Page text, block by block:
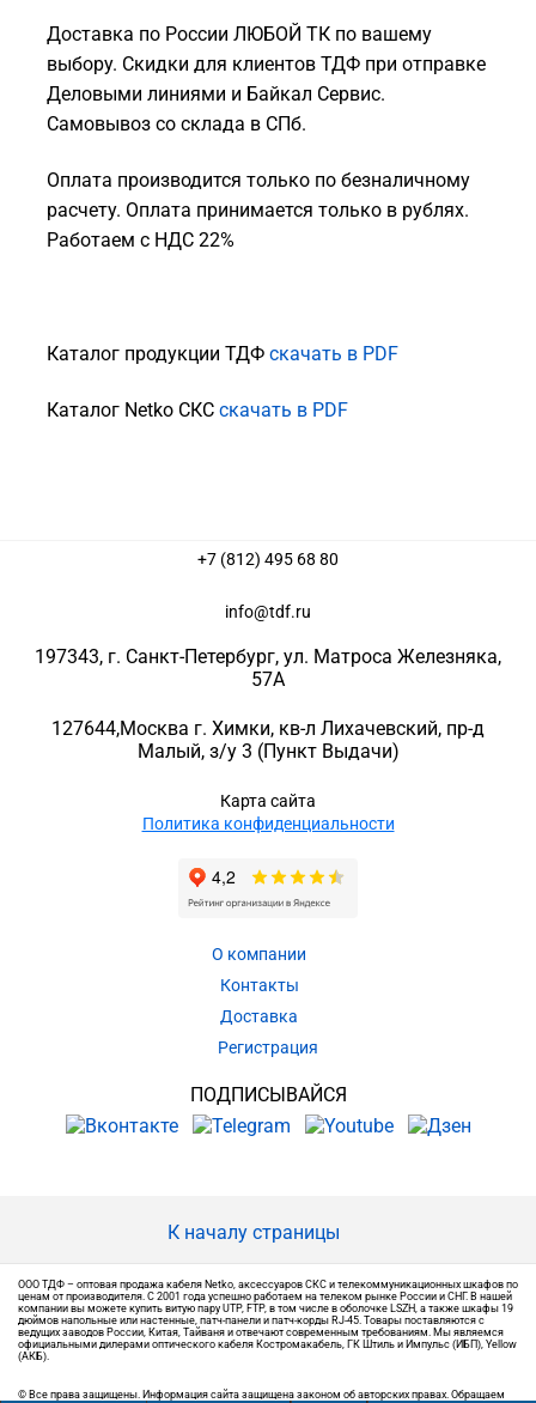
Доставка по России ЛЮБОЙ ТК по вашему
выбору. Скидки для клиентов ТДФ при отправке
Деловыми линиями и Байкал Сервис.
Самовывоз со склада в СПб.
Оплата производится только по безналичному
расчету. Оплата принимается только в рублях.
Работаем с НДС 22%
Каталог продукции ТДФ скачать в PDF
Каталог Netko СКС скачать в PDF
+7 (812) 495 68 80
info@tdf.ru
197343, г. Санкт-Петербург, ул. Матроса Железняка,
57A
127644,Москва г. Химки, кв-л Лихачевский, пр-д
Малый, з/у 3 (Пункт Выдачи)
Карта сайта
Политика конфиденциальности
О компании
Контакты
Доставка
Регистрация
ПОДПИСЫВАЙСЯ
К началу страницы
ООО ТДФ – оптовая продажа кабеля Netko, аксессуаров СКС и телекоммуникационных шкафов по
ценам от производителя. С 2001 года успешно работаем на телеком рынке России и СНГ. В нашей
компании вы можете купить витую пару UTP, FTP, в том числе в оболочке LSZH, а также шкафы 19
дюймов напольные или настенные, патч-панели и патч-корды RJ-45. Товары поставляются с
ведущих заводов России, Китая, Тайваня и отвечают современным требованиям. Мы являемся
официальными дилерами оптического кабеля Костромакабель, ГК Штиль и Импульс (ИБП), Yellow
(АКБ).
© Все права защищены. Информация сайта защищена законом об авторских правах. Обращаем